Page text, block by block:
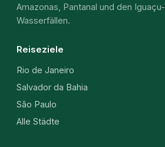
Amazonas, Pantanal und den Iguaçu-
Wasserfällen.
Reiseziele
Rio de Janeiro
Salvador da Bahia
São Paulo
Alle Städte